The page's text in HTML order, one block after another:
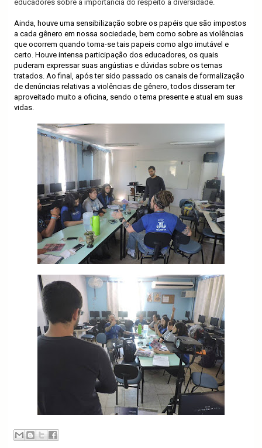
educadores sobre a importância do respeito à diversidade.
Ainda, houve uma sensibilização sobre os papéis que são impostos
a cada gênero em nossa sociedade, bem como sobre as violências
que ocorrem quando toma-se tais papeis como algo imutável e
certo. Houve intensa participação dos educadores, os quais
puderam expressar suas angústias e dúvidas sobre os temas
tratados. Ao final, após ter sido passado os canais de formalização
de denúncias relativas a violências de gênero, todos disseram ter
aproveitado muito a oficina, sendo o tema presente e atual em suas
vidas.